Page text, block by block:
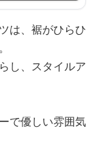
は、裾がひらひ
し、スタイルア
で優しい雰囲気